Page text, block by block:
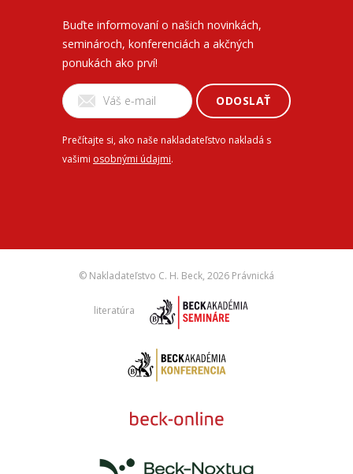
Buďte informovaní o našich novinkách,
seminároch, konferenciách a akčných
ponukách ako prví!
ODOSLAŤ
Prečítajte si, ako naše nakladateľstvo nakladá s
vašimi osobnými údajmi.
© Nakladateľstvo C. H. Beck, 2026 Právnická
literatúra